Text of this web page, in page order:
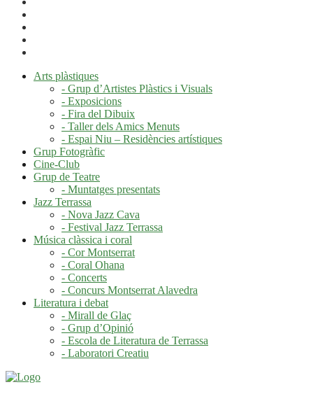
Arts plàstiques
- Grup d’Artistes Plàstics i Visuals
- Exposicions
- Fira del Dibuix
- Taller dels Amics Menuts
- Espai Niu – Residències artístiques
Grup Fotogràfic
Cine-Club
Grup de Teatre
- Muntatges presentats
Jazz Terrassa
- Nova Jazz Cava
- Festival Jazz Terrassa
Música clàssica i coral
- Cor Montserrat
- Coral Ohana
- Concerts
- Concurs Montserrat Alavedra
Literatura i debat
- Mirall de Glaç
- Grup d’Opinió
- Escola de Literatura de Terrassa
- Laboratori Creatiu